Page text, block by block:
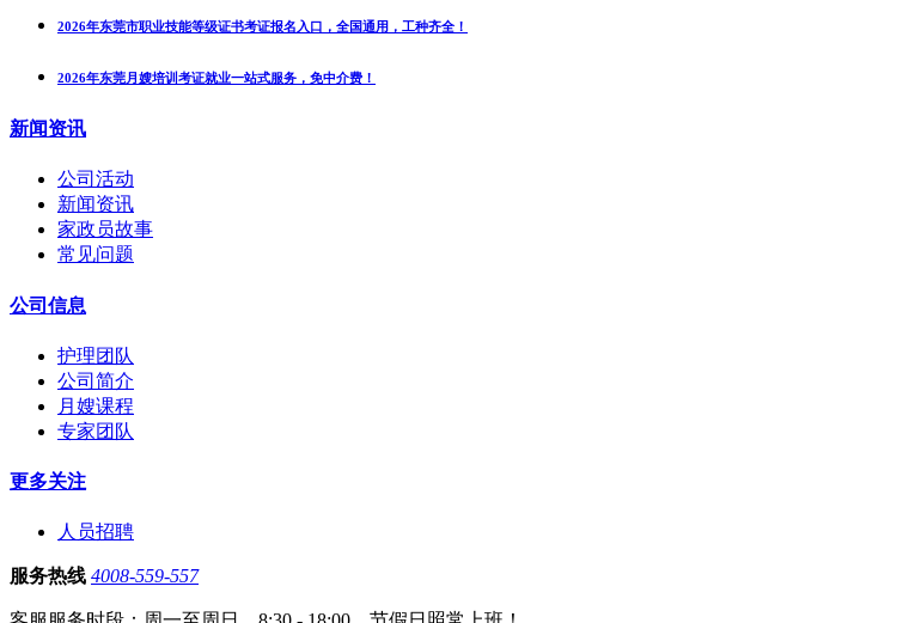
2026年东莞市职业技能等级证书考证报名入口，全国通用，工种齐全！
2026年东莞月嫂培训考证就业一站式服务，免中介费！
新闻资讯
公司活动
新闻资讯
家政员故事
常见问题
公司信息
护理团队
公司简介
月嫂课程
专家团队
更多关注
人员招聘
服务热线 4008-559-557